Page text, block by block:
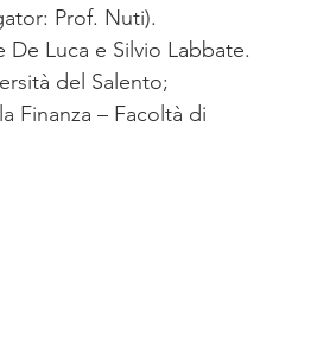
Prof. Nuti).
Luca e Silvio Labbate.
del Salento;
Finanza – Facoltà di